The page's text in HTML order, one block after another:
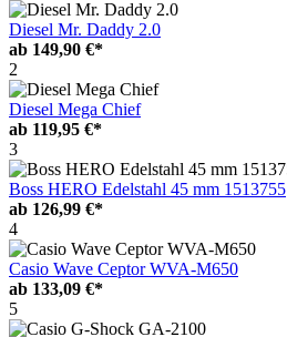
Diesel Mr. Daddy 2.0
ab 149,90 €*
2
Diesel Mega Chief
ab 119,95 €*
3
Boss HERO Edelstahl 45 mm 1513755
ab 126,99 €*
4
Casio Wave Ceptor WVA-M650
ab 133,09 €*
5